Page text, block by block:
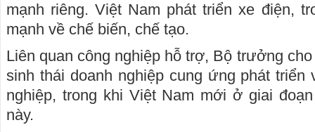
mạnh riêng. Việt Nam phát triển xe điện,
mạnh về chế biến, chế tạo.
Liên quan công nghiệp hỗ trợ, Bộ trưởng
sinh thái doanh nghiệp cung ứng phát triển
nghiệp, trong khi Việt Nam mới ở giai
này.